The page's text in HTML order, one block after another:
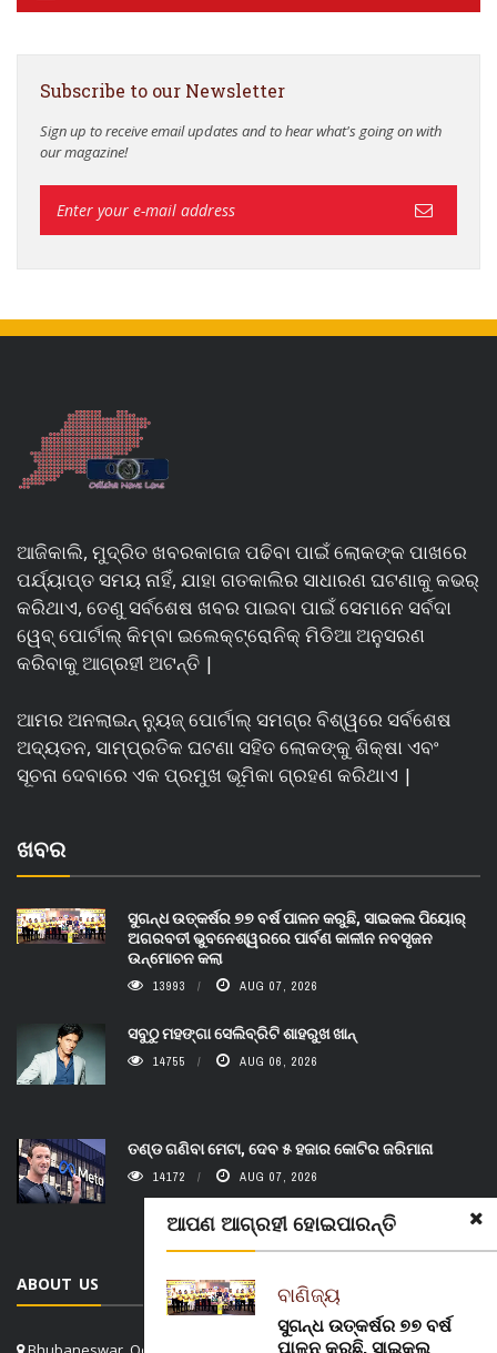
ଆପଣ ଆଗ୍ରହୀ ହୋଇପାରନ୍ତି
ବାଣିଜ୍ୟ
ସୁଗନ୍ଧ ଉତ୍କର୍ଷର ୭୭ ବର୍ଷ
ପାଳନ କରୁଛି, ସାଇକଲ
Subscribe to our Newsletter
Sign up to receive email updates and to hear what's going on with
our magazine!
ଆଜିକାଲି, ମୁଦ୍ରିତ ଖବରକାଗଜ ପଢିବା ପାଇଁ ଲୋକଙ୍କ ପାଖରେ
ପର୍ଯ୍ୟାପ୍ତ ସମୟ ନାହିଁ, ଯାହା ଗତକାଲିର ସାଧାରଣ ଘଟଣାକୁ କଭର୍
କରିଥାଏ, ତେଣୁ ସର୍ବଶେଷ ଖବର ପାଇବା ପାଇଁ ସେମାନେ ସର୍ବଦା
ୱେବ୍ ପୋର୍ଟାଲ୍ କିମ୍ବା ଇଲେକ୍ଟ୍ରୋନିକ୍ ମିଡିଆ ଅନୁସରଣ
କରିବାକୁ ଆଗ୍ରହୀ ଅଟନ୍ତି |
ଆମର ଅନଲାଇନ୍ ନ୍ୟୁଜ୍ ପୋର୍ଟାଲ୍ ସମଗ୍ର ବିଶ୍ୱରେ ସର୍ବଶେଷ
ଅଦ୍ୟତନ, ସାମ୍ପ୍ରତିକ ଘଟଣା ସହିତ ଲୋକଙ୍କୁ ଶିକ୍ଷା ଏବଂ
ସୂଚନା ଦେବାରେ ଏକ ପ୍ରମୁଖ ଭୂମିକା ଗ୍ରହଣ କରିଥାଏ |
ଖବର
ସୁଗନ୍ଧ ଉତ୍କର୍ଷର ୭୭ ବର୍ଷ ପାଳନ କରୁଛି, ସାଇକଲ ପିୟୋର୍‌
ଅଗରବତୀ ଭୁବନେଶ୍ୱରରେ ପାର୍ବଣ କାଳୀନ ନବସୃଜନ
ଉନ୍ମୋଚନ କଲା
13993 AUG 07, 2026
ସବୁଠୁ ମହଙ୍ଗା ସେଲିବ୍ରିଟି ଶାହରୁଖ ଖାନ୍
14755 AUG 06, 2026
ତଣ୍ଡ ଗଣିବା ମେଟା, ଦେବ ୫ ହଜାର କୋଟିର ଜରିମାନା
14172 AUG 07, 2026
ABOUT US